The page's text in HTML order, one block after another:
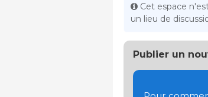
Cet espace
un lieu de
Publier un